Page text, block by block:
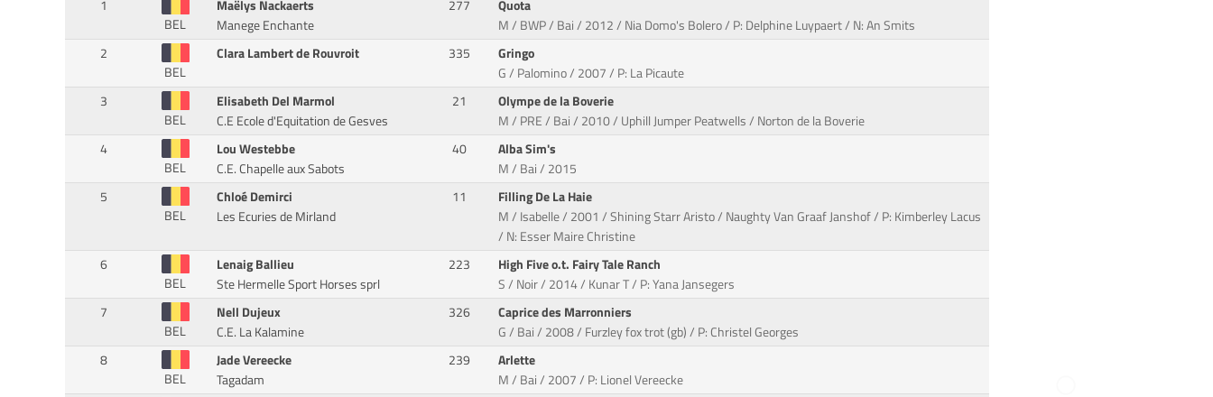
1
BEL
Maëlys Nackaerts
Manege Enchante
277
Quota
M / BWP / Bai / 2012 / Nia Domo's Bolero / P: Delphine Luypaert / N: An Smits
2
BEL
Clara Lambert de Rouvroit 335
Gringo
G / Palomino / 2007 / P: La Picaute
3
BEL
Elisabeth Del Marmol
C.E Ecole d'Equitation de Gesves
21
Olympe de la Boverie
M / PRE / Bai / 2010 / Uphill Jumper Peatwells / Norton de la Boverie
4
BEL
Lou Westebbe
C.E. Chapelle aux Sabots
40
Alba Sim's
M / Bai / 2015
5
BEL
Chloé Demirci
Les Ecuries de Mirland
11
Filling De La Haie
M / Isabelle / 2001 / Shining Starr Aristo / Naughty Van Graaf Janshof / P: Kimberley Lacus
/ N: Esser Maire Christine
6
BEL
Lenaig Ballieu
Ste Hermelle Sport Horses sprl
223
High Five o.t. Fairy Tale Ranch
S / Noir / 2014 / Kunar T / P: Yana Jansegers
7
BEL
Nell Dujeux
C.E. La Kalamine
326
Caprice des Marronniers
G / Bai / 2008 / Furzley fox trot (gb) / P: Christel Georges
8
BEL
Jade Vereecke
Tagadam
239
Arlette
M / Bai / 2007 / P: Lionel Vereecke